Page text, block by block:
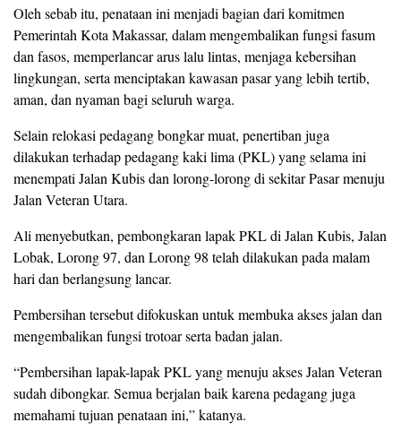
Oleh sebab itu, penataan ini menjadi bagian dari komitmen
Pemerintah Kota Makassar, dalam mengembalikan fungsi fasum
dan fasos, memperlancar arus lalu lintas, menjaga kebersihan
lingkungan, serta menciptakan kawasan pasar yang lebih tertib,
aman, dan nyaman bagi seluruh warga.
Selain relokasi pedagang bongkar muat, penertiban juga
dilakukan terhadap pedagang kaki lima (PKL) yang selama ini
menempati Jalan Kubis dan lorong-lorong di sekitar Pasar menuju
Jalan Veteran Utara.
Ali menyebutkan, pembongkaran lapak PKL di Jalan Kubis, Jalan
Lobak, Lorong 97, dan Lorong 98 telah dilakukan pada malam
hari dan berlangsung lancar.
Pembersihan tersebut difokuskan untuk membuka akses jalan dan
mengembalikan fungsi trotoar serta badan jalan.
“Pembersihan lapak-lapak PKL yang menuju akses Jalan Veteran
sudah dibongkar. Semua berjalan baik karena pedagang juga
memahami tujuan penataan ini,” katanya.